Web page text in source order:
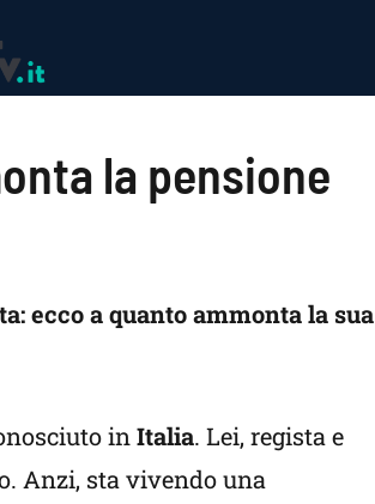
la pensione
ecco a quanto ammonta la sua
inItalia. Lei, regista e
Anzi, sta vivendo una